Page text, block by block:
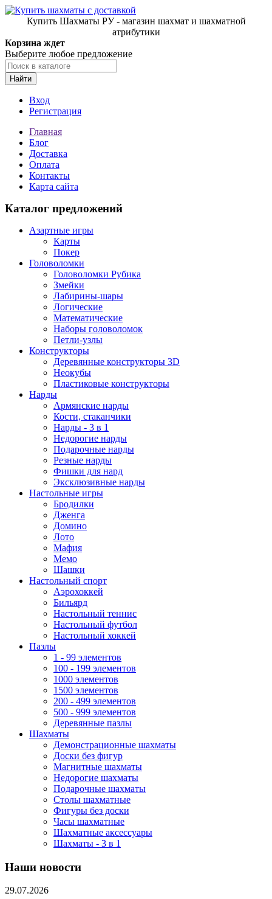
Купить Шахматы РУ - магазин шахмат и шахматной
атрибутики
Корзина ждет
Выберите любое предложение
Найти
Вход
Регистрация
Главная
Блог
Доставка
Оплата
Контакты
Карта сайта
Каталог предложений
Азартные игры
Карты
Покер
Головоломки
Головоломки Рубика
Змейки
Лабирины-шары
Логические
Математические
Наборы головоломок
Петли-узлы
Конструкторы
Деревянные конструкторы 3D
Неокубы
Пластиковые конструкторы
Нарды
Армянские нарды
Кости, стаканчики
Нарды - 3 в 1
Недорогие нарды
Подарочные нарды
Резные нарды
Фишки для нард
Эксклюзивные нарды
Настольные игры
Бродилки
Дженга
Домино
Лото
Мафия
Мемо
Шашки
Настольный спорт
Аэрохоккей
Бильярд
Настольный теннис
Настольный футбол
Настольный хоккей
Пазлы
1 - 99 элементов
100 - 199 элементов
1000 элементов
1500 элементов
200 - 499 элементов
500 - 999 элементов
Деревянные пазлы
Шахматы
Демонстрационные шахматы
Доски без фигур
Магнитные шахматы
Недорогие шахматы
Подарочные шахматы
Столы шахматные
Фигуры без доски
Часы шахматные
Шахматные аксессуары
Шахматы - 3 в 1
Наши новости
29.07.2026